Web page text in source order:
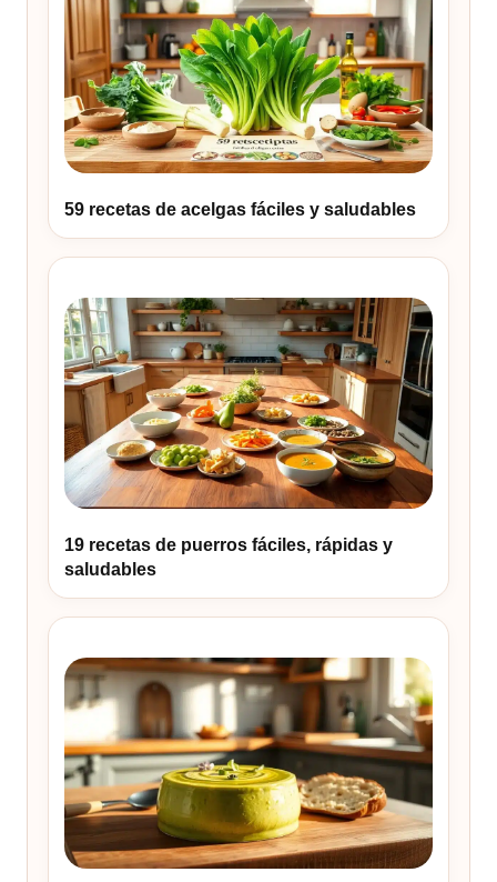
59 recetas de acelgas fáciles y saludables
19 recetas de puerros fáciles, rápidas y
saludables